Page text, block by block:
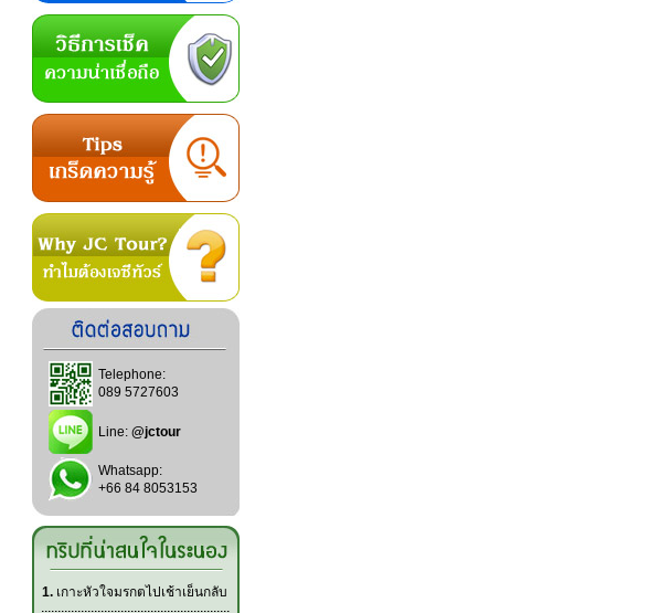
Telephone:
089 5727603
Line: @jctour
Whatsapp:
+66 84 8053153
1. เกาะหัวใจมรกตไปเช้าเย็นกลับ